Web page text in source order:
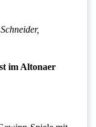
im Altonaer